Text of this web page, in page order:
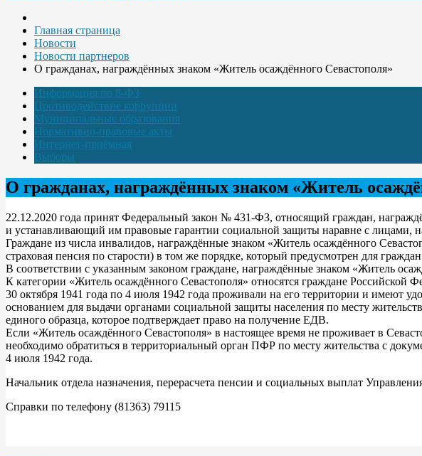
Главная страница
Новости
Новости партнеров
О гражданах, награждённых знаком «Житель осаждённого Севастополя»
Информация по 8-ФЗ
Противодействие коррупции
Муниципальные образования
Нормативно-правовые акты
Интернет-приёмная
Выборы
О гражданах, награждённых знаком «Житель
22.12.2020 года принят Федеральный закон № 431-ФЗ, относящий граждан,
и устанавливающий им правовые гарантии социальной защиты наравне с лицами,
Граждане из числа инвалидов, награждённые знаком «Житель осаждённого
страховая пенсия по старости) в том же порядке, который предусмотрен для
В соответствии с указанным законом граждане, награждённые знаком «Житель
К категории «Житель осаждённого Севастополя» относятся граждане Российской
30 октября 1941 года по 4 июля 1942 года проживали на его территории и имеют
основанием для выдачи органами социальной защиты населения по месту
единого образца, которое подтверждает право на получение ЕДВ.
Если «Житель осаждённого Севастополя» в настоящее время не проживает в
необходимо обратиться в территориальный орган ПФР по месту жительства с
4 июля 1942 года.
Начальник отдела назначения, перерасчета пенсии и социальных выплат
Справки по телефону (81363) 79115